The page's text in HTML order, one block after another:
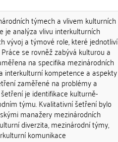
týmech a vlivem kulturních
je analýza vlivu interkulturních
vývoj a týmové role, které jednotliví
se rovněž zabývá kulturou a
na specifika mezinárodních
interkulturní kompetence a aspekty
zaměřené na problémy a
je identifikace kulturně-
týmu. Kvalitativní šetření bylo
manažery mezinárodních
diverzita, mezinárodní týmy,
komunikace